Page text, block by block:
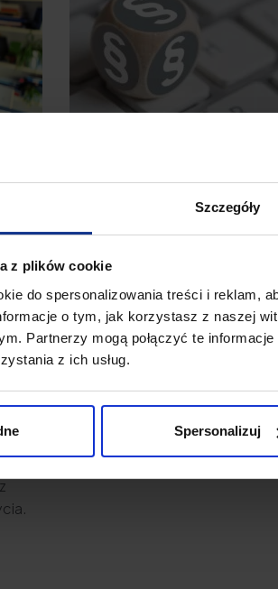
Szczegóły
z plików cookie
do spersonalizowania treści i reklam,
o tym, jak korzystasz z naszej
Partnerzy mogą połączyć te
z ich usług.
Spersonalizuj
e-
Ochrona danych
w kampaniach e-mail
używanych w działaniach
Trudno sobie wyobrazić
prowadzenia chociażby
szkoleń internetowych i
więcej...